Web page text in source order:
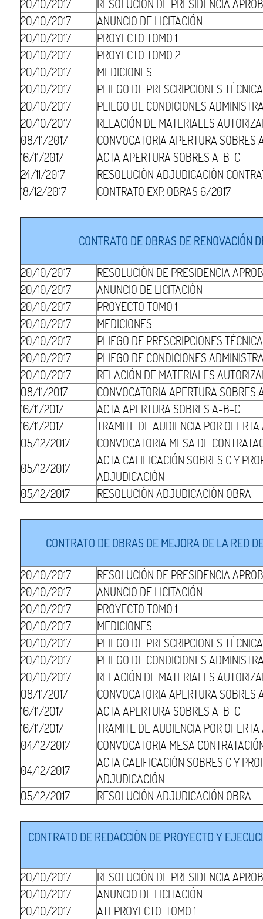
20/10/2017
RESOLUCIÓN DE PRESIDENCIA
20/10/2017
ANUNCIO DE LICITACIÓN
20/10/2017
PROYECTO TOMO 1
20/10/2017
PROYECTO TOMO 2
20/10/2017
MEDICIONES
20/10/2017
PLIEGO DE PRESCRIPCIONES
20/10/2017
PLIEGO DE CONDICIONES
20/10/2017
RELACIÓN DE MATERIALES
08/11/2017
CONVOCATORIA APERTURA
16/11/2017
ACTA APERTURA SOBRES A-B-C
24/11/2017
RESOLUCIÓN ADJUDICACIÓN
18/12/2017
CONTRATO EXP. OBRAS 6/2017
CONTRATO DE OBRAS DE RENOVACIÓN
20/10/2017
RESOLUCIÓN DE PRESIDENCIA
20/10/2017
ANUNCIO DE LICITACIÓN
20/10/2017
PROYECTO TOMO 1
20/10/2017
MEDICIONES
20/10/2017
PLIEGO DE PRESCRIPCIONES
20/10/2017
PLIEGO DE CONDICIONES
20/10/2017
RELACIÓN DE MATERIALES
08/11/2017
CONVOCATORIA APERTURA
16/11/2017
ACTA APERTURA SOBRES A-B-C
16/11/2017
TRAMITE DE AUDIENCIA POR
05/12/2017
CONVOCATORIA MESA DE
05/12/2017
ACTA CALIFICACIÓN SOBRES C Y
ADJUDICACIÓN
05/12/2017
RESOLUCIÓN ADJUDICACIÓN OBRA
CONTRATO DE OBRAS DE MEJORA DE LA RED
20/10/2017
RESOLUCIÓN DE PRESIDENCIA
20/10/2017
ANUNCIO DE LICITACIÓN
20/10/2017
PROYECTO TOMO 1
20/10/2017
MEDICIONES
20/10/2017
PLIEGO DE PRESCRIPCIONES
20/10/2017
PLIEGO DE CONDICIONES
20/10/2017
RELACIÓN DE MATERIALES
08/11/2017
CONVOCATORIA APERTURA
16/11/2017
ACTA APERTURA SOBRES A-B-C
16/11/2017
TRAMITE DE AUDIENCIA POR
04/12/2017
CONVOCATORIA MESA
04/12/2017
ACTA CALIFICACIÓN SOBRES C Y
ADJUDICACIÓN
05/12/2017
RESOLUCIÓN ADJUDICACIÓN OBRA
CONTRATO DE REDACCIÓN DE PROYECTO Y
20/10/2017
RESOLUCIÓN DE PRESIDENCIA
20/10/2017
ANUNCIO DE LICITACIÓN
20/10/2017
ATEPROYECTO. TOMO 1